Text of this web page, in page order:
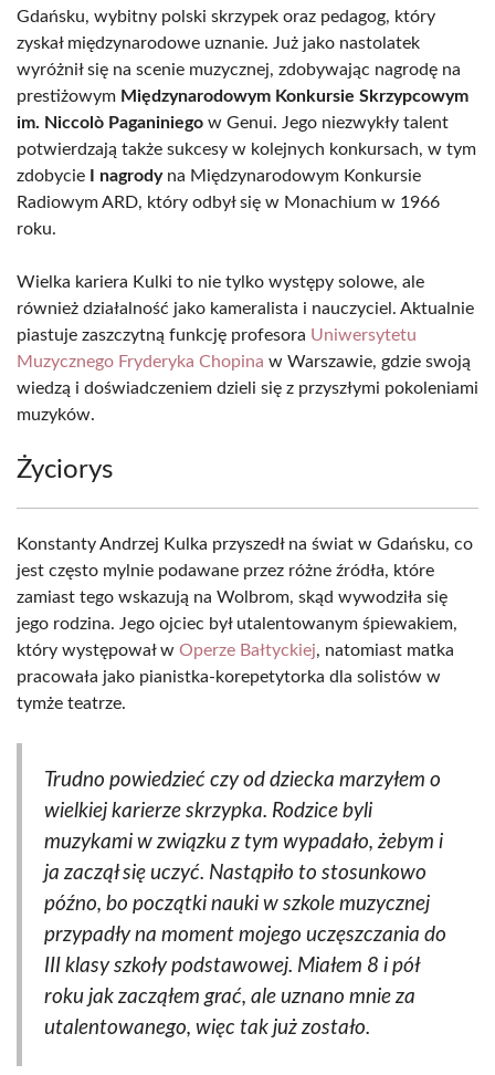
Gdańsku, wybitny polski skrzypek oraz pedagog, który
zyskał międzynarodowe uznanie. Już jako nastolatek
wyróżnił się na scenie muzycznej, zdobywając nagrodę na
prestiżowym Międzynarodowym Konkursie Skrzypcowym
im. Niccolò Paganiniego w Genui. Jego niezwykły talent
potwierdzają także sukcesy w kolejnych konkursach, w tym
zdobycie
I nagrodyna Międzynarodowym Konkursie
Radiowym ARD, który odbył się w Monachium w 1966
roku.
Wielka kariera Kulki to nie tylko występy solowe, ale
również działalność jako kameralista i nauczyciel. Aktualnie
piastuje zaszczytną funkcję profesora Uniwersytetu
Muzycznego Fryderyka Chopina w Warszawie, gdzie swoją
wiedzą i doświadczeniem dzieli się z przyszłymi pokoleniami
muzyków.
Życiorys
Konstanty Andrzej Kulka przyszedł na świat w Gdańsku, co
jest często mylnie podawane przez różne źródła, które
zamiast tego wskazują na Wolbrom, skąd wywodziła się
jego rodzina. Jego ojciec był utalentowanym śpiewakiem,
który występował w Operze Bałtyckiej, natomiast matka
pracowała jako pianistka-korepetytorka dla solistów w
tymże teatrze.
Trudno powiedzieć czy od dziecka marzyłem o
wielkiej karierze skrzypka. Rodzice byli
muzykami w związku z tym wypadało, żebym i
ja zaczął się uczyć. Nastąpiło to stosunkowo
późno, bo początki nauki w szkole muzycznej
przypadły na moment mojego uczęszczania do
III klasy szkoły podstawowej. Miałem 8 i pół
roku jak zacząłem grać, ale uznano mnie za
utalentowanego, więc tak już zostało.